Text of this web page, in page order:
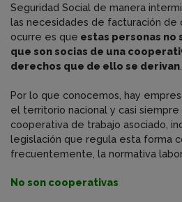
Seguridad Social de manera
las necesidades de facturación de
ocurre es que estas personas no
que son socias de una
derechos que de ello se derivan
Por lo que conocemos, hay
el territorio nacional y casi
cooperativa de trabajo asociado,
legislación que regula esta forma
frecuentemente, la normativa
No son cooperativas